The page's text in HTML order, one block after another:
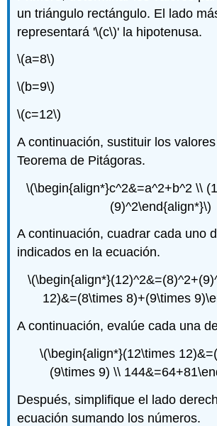
un triángulo rectángulo. El lado
representará '\(c\)' la hipotenusa.
\(a=8\)
\(b=9\)
\(c=12\)
A continuación, sustituir los
Teorema de Pitágoras.
\(\begin{align*}c^2&=a^2+b^2 \\
(9)^2\end{align*}\)
A continuación, cuadrar cada uno
indicados en la ecuación.
12)&=(8\times 8)+(9\times
A continuación, evalúe cada una
\(\begin{align*}(12\times
(9\times 9) \\
Después, simplifique el lado
ecuación sumando los números.